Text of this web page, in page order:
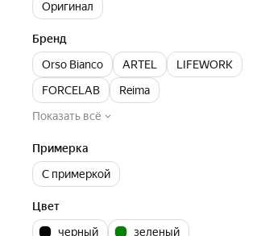
Оригинал
Бренд
Orso Bianco
ARTEL
LIFEWORK
FORCELAB
Reima
Показать всё
Примерка
С примеркой
Цвет
черный
зеленый